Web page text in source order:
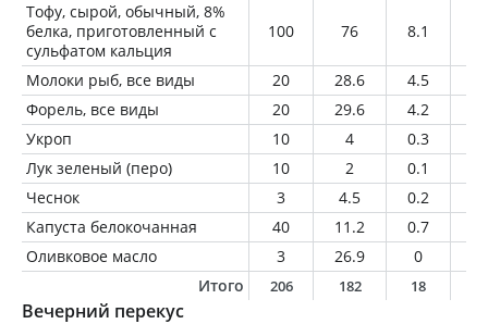
Тофу, сырой, обычный, 8%
белка, приготовленный с
сульфатом кальция
100 76 8.1
Молоки рыб, все виды 20 28.6 4.5
Форель, все виды
20 29.6 4.2
Укроп
10 4 0.3
Лук зеленый (перо)
10 2 0.1
Чеснок
3 4.5 0.2
Капуста белокочанная
40 11.2 0.7
Оливковое масло
3 26.9 0
Итого
206 182 18
Вечерний перекус